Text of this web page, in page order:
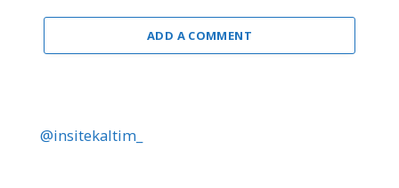
ADD A COMMENT
@insitekaltim_